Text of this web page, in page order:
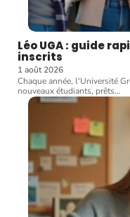
Léo UGA : guide
inscrits
1 août 2026
Chaque année, l'Université
nouveaux étudiants, prêts…